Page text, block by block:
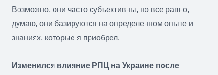
Возможно, они часто субъективны, но все равно,
думаю, они базируются на определенном опыте и
знаниях, которые я приобрел.
Изменился влияние РПЦ на Украине после